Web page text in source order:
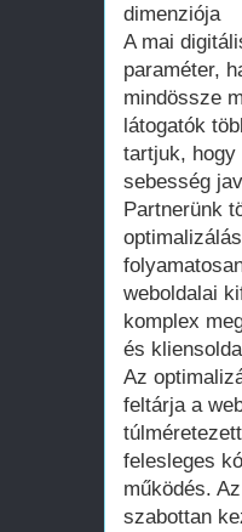
dimenziója
A mai
paraméter,
mindössze
látogatók
tartjuk, hogy
sebesség
Partnerünk
weboldalai
komplex
és
Az
feltárja a
felesleges
működés.
szabottan